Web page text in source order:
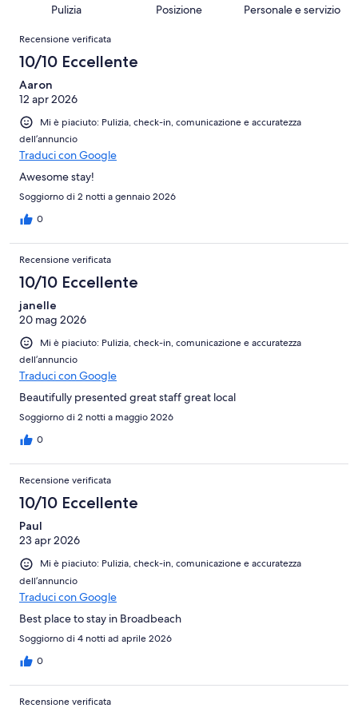
recensioni
recensioni
su
recensioni
Pulizia Posizione Personale e servizio
Recensioni
Recensione verificata
10/10 Eccellente
Aaron
12 apr 2026
Mi è piaciuto: Pulizia, check-in, comunicazione e accuratezza
dell’annuncio
Traduci con Google
Awesome stay!
Soggiorno di 2 notti a gennaio 2026
0
Recensione verificata
10/10 Eccellente
janelle
20 mag 2026
Mi è piaciuto: Pulizia, check-in, comunicazione e accuratezza
dell’annuncio
Traduci con Google
Beautifully presented great staff great local
Soggiorno di 2 notti a maggio 2026
0
Recensione verificata
10/10 Eccellente
Paul
23 apr 2026
Mi è piaciuto: Pulizia, check-in, comunicazione e accuratezza
dell’annuncio
Traduci con Google
Best place to stay in Broadbeach
Soggiorno di 4 notti ad aprile 2026
0
Recensione verificata